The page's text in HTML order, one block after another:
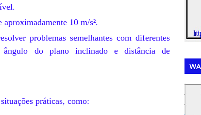
10 m/s².
problemas semelhantes com diferentes
ângulo do plano inclinado e distância de
práticas, como:
,